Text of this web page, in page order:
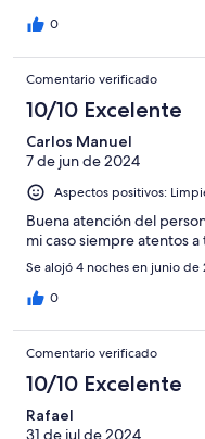
0
Comentario verificado
10/10 Excelente
Carlos Manuel
7 de jun de 2024
Aspectos positivos:
Buena atención del
mi caso siempre atentos
Se alojó 4 noches en junio de
0
Comentario verificado
10/10 Excelente
Rafael